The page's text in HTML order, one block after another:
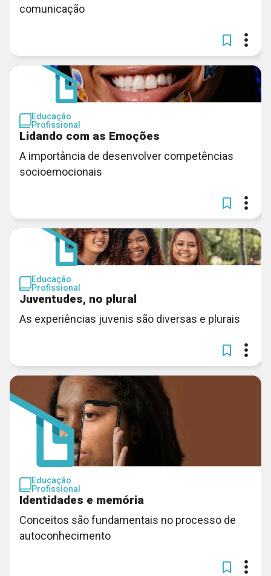
comunicação
Educação
Profissional
Lidando com as Emoções
A importância de desenvolver competências
socioemocionais
Educação
Profissional
Juventudes, no plural
As experiências juvenis são diversas e plurais
Educação
Profissional
Identidades e memória
Conceitos são fundamentais no processo de
autoconhecimento